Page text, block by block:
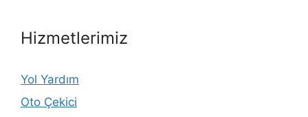
Hizmetlerimiz
Yol Yardım
Oto Çekici